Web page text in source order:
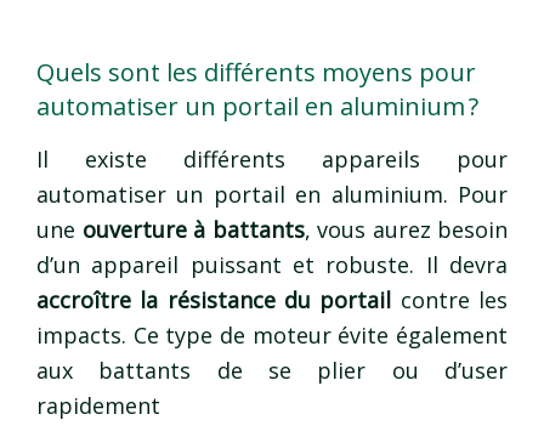
Quels sont les différents moyens pour
automatiser un portail en aluminium ?
Il existe différents appareils pour
automatiser un portail en aluminium. Pour
une ouverture à battants, vous aurez besoin
d’un appareil puissant et robuste. Il devra
accroître la résistance du portail contre les
impacts. Ce type de moteur évite également
aux battants de se plier ou d’user
rapidement